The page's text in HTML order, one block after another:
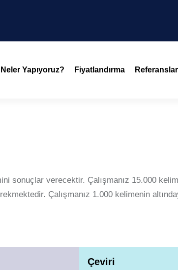
Neler Yapıyoruz? Fiyatlandırma Referanslar
sonuçlar verecektir. Çalışmanız 15.000
Çalışmanız 1.000 kelimenin
Çeviri